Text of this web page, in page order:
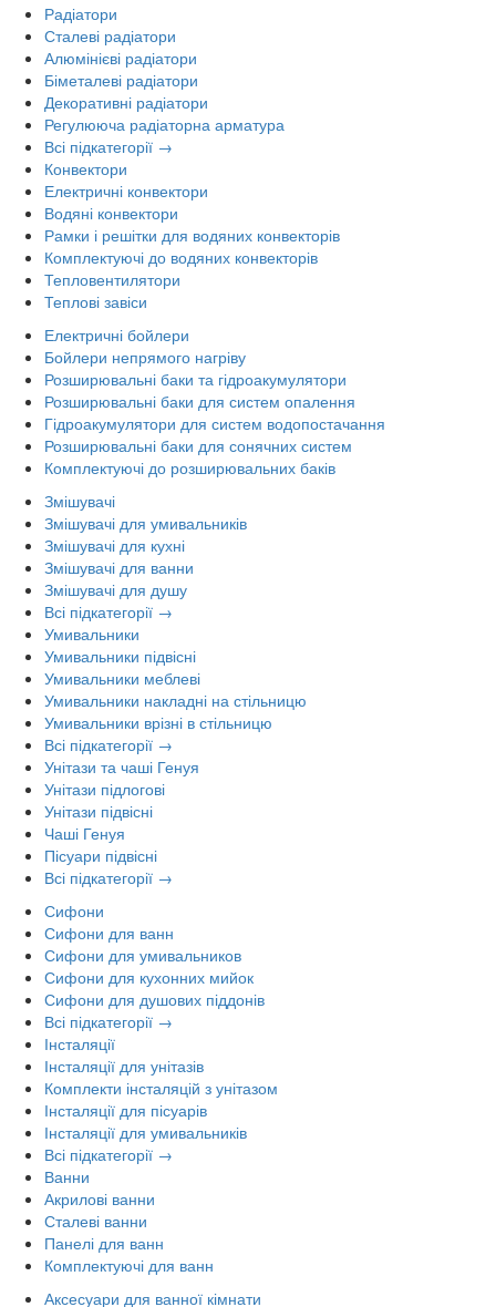
Радіатори
Сталеві радіатори
Алюмінієві радіатори
Біметалеві радіатори
Декоративні радіатори
Регулююча радіаторна арматура
Всі підкатегорії →
Конвектори
Електричні конвектори
Водяні конвектори
Рамки і решітки для водяних конвекторів
Комплектуючі до водяних конвекторів
Тепловентилятори
Теплові завіси
Електричні бойлери
Бойлери непрямого нагріву
Розширювальні баки та гідроакумулятори
Розширювальні баки для систем опалення
Гідроакумулятори для систем водопостачання
Розширювальні баки для сонячних систем
Комплектуючі до розширювальних баків
Змішувачі
Змішувачі для умивальників
Змішувачі для кухні
Змішувачі для ванни
Змішувачі для душу
Всі підкатегорії →
Умивальники
Умивальники підвісні
Умивальники меблеві
Умивальники накладні на стільницю
Умивальники врізні в стільницю
Всі підкатегорії →
Унітази та чаші Генуя
Унітази підлогові
Унітази підвісні
Чаші Генуя
Пісуари підвісні
Всі підкатегорії →
Сифони
Сифони для ванн
Сифони для умивальников
Сифони для кухонних мийок
Сифони для душових піддонів
Всі підкатегорії →
Інсталяції
Інсталяції для унітазів
Комплекти інсталяцій з унітазом
Інсталяції для пісуарів
Інсталяції для умивальників
Всі підкатегорії →
Ванни
Акрилові ванни
Сталеві ванни
Панелі для ванн
Комплектуючі для ванн
Аксесуари для ванної кімнати